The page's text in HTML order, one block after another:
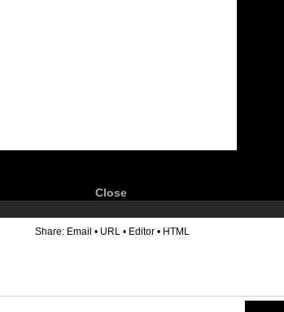
Close
Share: Email • URL • Editor • HTML